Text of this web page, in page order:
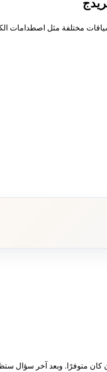
سياقات مختلفة مثل اصطدامات
متوفرًا. وبعد آخر سؤال ستظهر